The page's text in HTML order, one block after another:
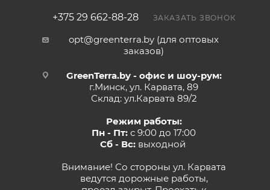
+375 29 662-88-28 ЗАКАЗАТЬ ЗВОНОК
opt@greenterra.by (для оптовых
заказов)
GreenTerra.by - офис и шоу-рум:
г.Минск, ул. Карвата, 89
Склад: ул.Карвата 89/2
Режим работы:
Пн - Пт: с 9:00 до 17:00
Сб - Вс:выходной
Внимание! Со стороны ул. Карвата
ведутся дорожные работы,